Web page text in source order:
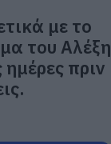
με το
του Αλέξη
πριν